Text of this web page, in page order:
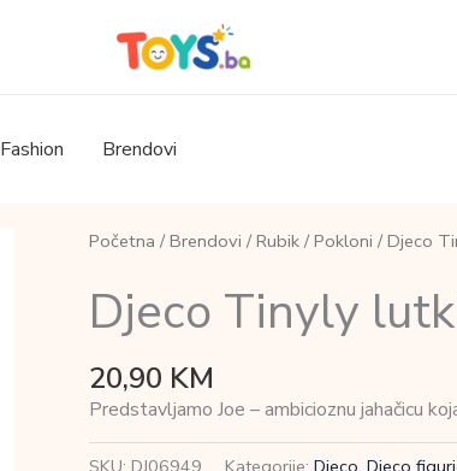
Fashion Brendovi
Početna / Brendovi / Rubik/ Pokloni / Djeco
Djeco Tinyly
20,90 KM
Predstavljamo Joe – ambicioznu jahačicu
SKU: DJ06949 Kategorije: Djeco, Djeco